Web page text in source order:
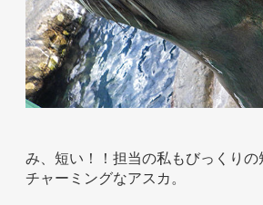
み、短い！！担当の私もびっくり
チャーミングなアスカ。